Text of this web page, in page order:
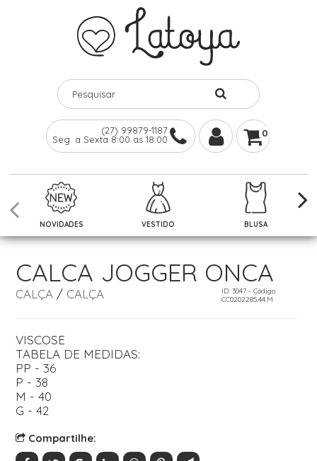
(27) 99879-1187
Seg. a Sexta 8:00 as 18:00
0
NOVIDADES VESTIDO BLUSA
CALCA JOGGER ONCA
CALÇA/ CALÇA
ID: 3047 - Código
CC0202285.44.M
VISCOSE
TABELA DE MEDIDAS:
PP - 36
P - 38
M - 40
G - 42
Compartilhe: